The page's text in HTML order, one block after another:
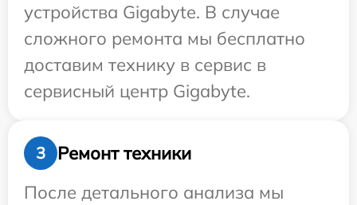
устройства Gigabyte. В случае
сложного ремонта мы бесплатно
доставим технику в сервис в
сервисный центр Gigabyte.
3
Ремонт техники
После детального анализа мы